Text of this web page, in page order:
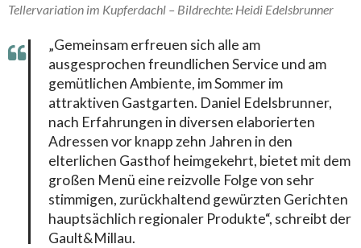
Tellervariation im Kupferdachl – Bildrechte: Heidi Edelsbrunner
„Gemeinsam erfreuen sich alle am
ausgesprochen freundlichen Service und am
gemütlichen Ambiente, im Sommer im
attraktiven Gastgarten. Daniel Edelsbrunner,
nach Erfahrungen in diversen elaborierten
Adressen vor knapp zehn Jahren in den
elterlichen Gasthof heimgekehrt, bietet mit dem
großen Menü eine reizvolle Folge von sehr
stimmigen, zurückhaltend gewürzten Gerichten
hauptsächlich regionaler Produkte“, schreibt der
Gault&Millau.